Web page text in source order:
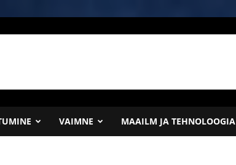
VAIMNE MAAILM JA TEHNOLOOGIA